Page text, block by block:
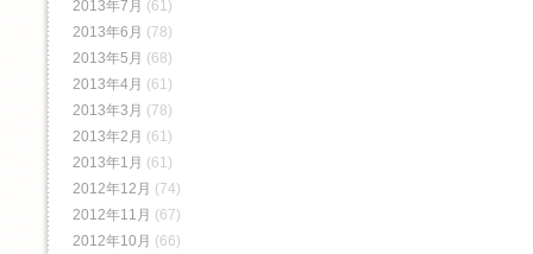
2013年7月 (61)
2013年6月 (78)
2013年5月 (68)
2013年4月 (61)
2013年3月 (78)
2013年2月 (61)
2013年1月 (61)
2012年12月 (74)
2012年11月 (67)
2012年10月 (66)